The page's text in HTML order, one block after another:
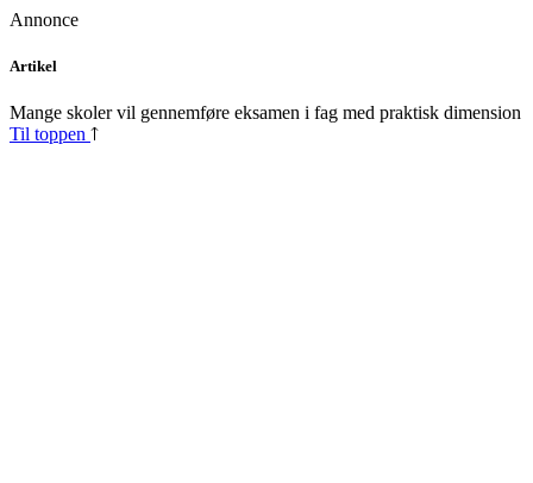
Annonce
Skip
content
Artikel
Mange skoler vil gennemføre eksamen i fag med praktisk dimension
Til toppen